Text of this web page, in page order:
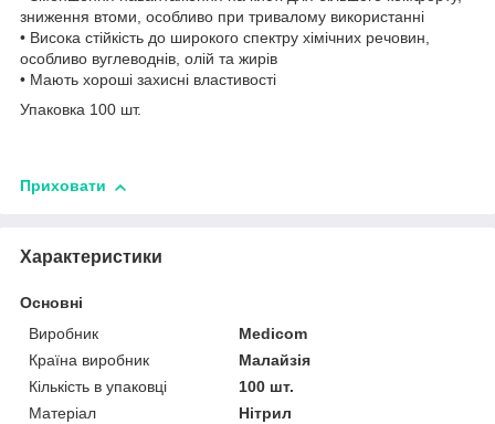
зниження втоми, особливо при тривалому використанні
• Висока стійкість до широкого спектру хімічних речовин,
особливо вуглеводнів, олій та жирів
• Мають хороші захисні властивості
Упаковка 100 шт.
Приховати
Характеристики
Основні
Виробник
Medicom
Країна виробник
Малайзія
Кількість в упаковці
100 шт.
Матеріал
Нітрил